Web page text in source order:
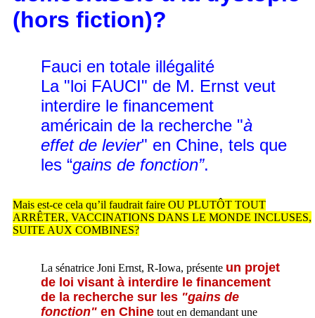
(hors fiction)?
Fauci en totale illégalité
La "loi FAUCI" de M. Ernst veut
interdire le financement
américain de la recherche "à
effet de levier" en Chine, tels que
les “gains de fonction”.
Mais est-ce cela qu’il faudrait faire OU PLUTÔT TOUT
ARRÊTER, VACCINATIONS DANS LE MONDE INCLUSES,
SUITE AUX COMBINES?
La sénatrice Joni Ernst, R-Iowa, présente un projet
de loi visant à interdire le financement
de la recherche sur les "gains de
fonction" en Chine tout en demandant une